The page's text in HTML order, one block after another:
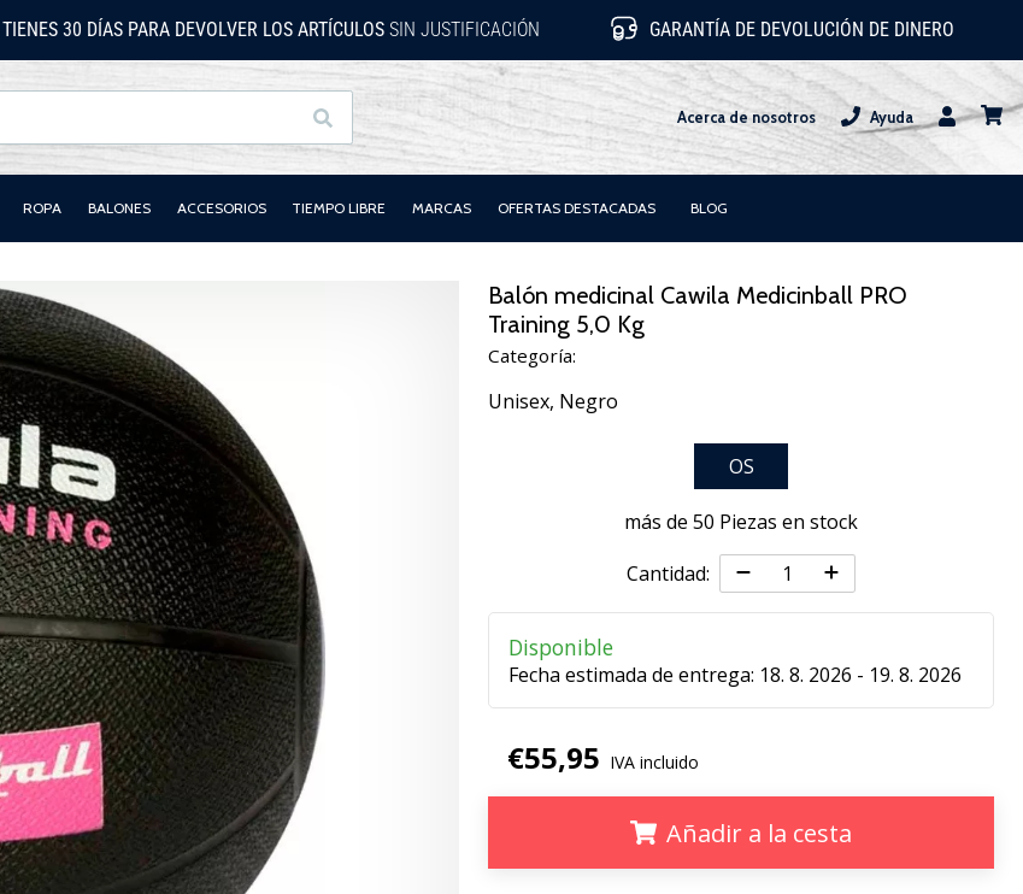
TIENES 30 DÍAS PARA DEVOLVER LOS ARTÍCULOS SIN JUSTIFICACIÓN GARANTÍA DE DEVOLUCIÓN DE DINERO
Buscar Acerca de nosotros
Ayuda
Usuario
ROPA BALONES ACCESORIOS TIEMPO LIBRE MARCAS OFERTAS DESTACADAS BLOG
Balón medicinal Cawila Medicinball PRO
Training 5,0 Kg
Categoría:
Unisex, Negro
OS
más de 50 Piezas en stock
Cantidad:
Disponible
Fecha estimada de entrega: 18. 8. 2026 - 19. 8. 2026
€55,95 IVA incluido
Añadir a la cesta